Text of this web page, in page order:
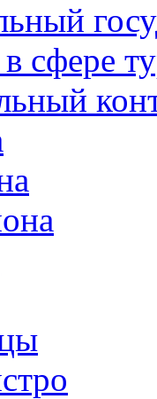
сфере